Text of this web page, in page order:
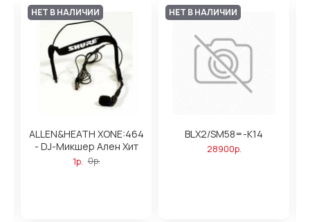
НЕТ В НАЛИЧИИ
ALLEN&HEATH XONE:464
- DJ-Микшер Ален Хит
1р. 0р.
НЕТ В НАЛИЧИИ
BLX2/SM58=-K14
28900р.